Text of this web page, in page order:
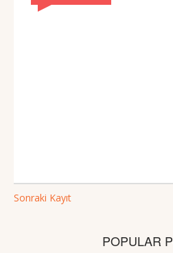
Sonraki Kayıt
POPULAR